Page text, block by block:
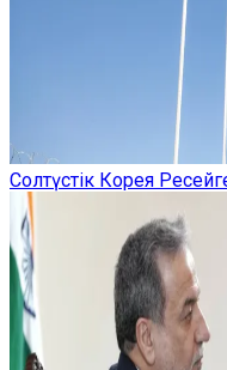
Солтүстік Корея